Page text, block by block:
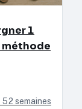
1
méthode
semaines